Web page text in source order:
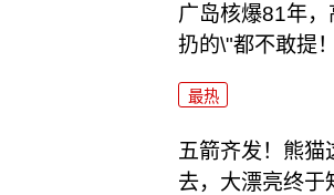
广岛核爆81年
扔的\"都不敢提！
最热
五箭齐发！熊猫
去，大漂亮终于